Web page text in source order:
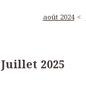
août 2024
Juillet 2025